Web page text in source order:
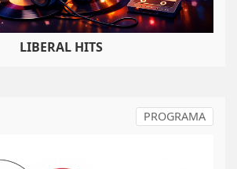
LIBERAL HITS
PROGRAMA